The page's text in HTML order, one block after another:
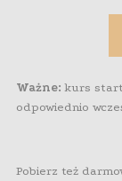
Ważne: kurs
odpowiednio
Pobierz też